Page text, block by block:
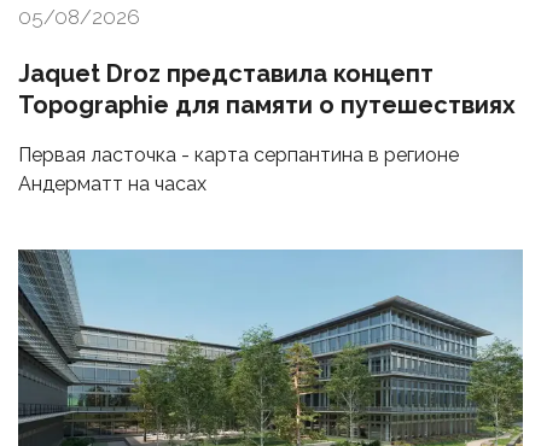
05/08/2026
Jaquet Droz представила концепт
Topographie для памяти о путешествиях
Первая ласточка - карта серпантина в регионе
Андерматт на часах